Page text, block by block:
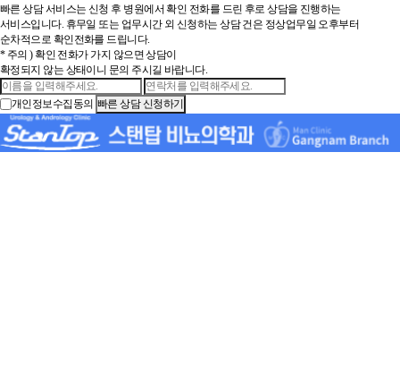
빠른 상담 서비스는 신청 후 병원에서 확인 전화를 드린 후로 상담을 진행하는
서비스입니다. 휴무일 또는 업무시간 외 신청하는 상담 건은 정상업무일 오후부터
순차적으로 확인전화를 드립니다.
* 주의 ) 확인 전화가 가지 않으면 상담이
확정되지 않는 상태이니 문의 주시길 바랍니다.
개인정보수집동의